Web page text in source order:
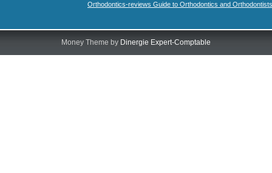
Orthodontics-reviews Guide to Orthodontics and Orthodontists
Money Theme by Dinergie Expert-Comptable